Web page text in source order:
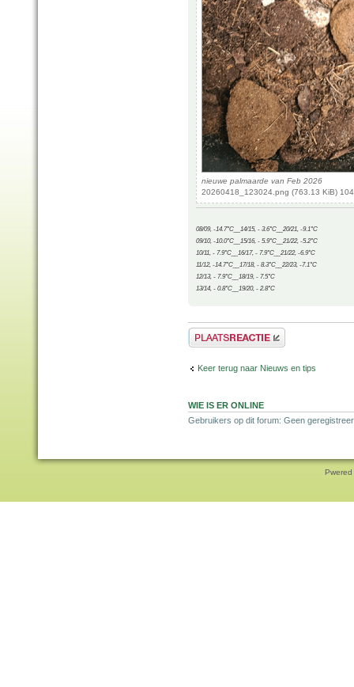
nieuwe palmaarde van Feb 2026
20260418_123024.png (763.13 KiB)
08/09, -14.7°C__14/15, - 3.6°C__20/21, -9.1°C
09/10, -10.0°C__15/16, - 5.9°C__21/22, -5.2°C
10/11, - 7.9°C__16/17, - 7.9°C__21/22, -6.9°C
11/12, -14.7°C__17/18, - 8.3°C__22/23, -7.1°C
12/13, - 7.9°C__18/19, - 7.5°C
13/14, - 0.8°C__19/20, - 2.8°C
Plaats een reactie
Keer terug naar Nieuws en tips
WIE IS ER ONLINE
Gebruikers op dit forum: Geen